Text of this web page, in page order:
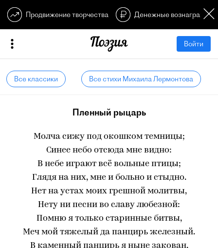
Продвижение творчества Денежные
Войти
Все классики Все стихи Михаила Лермонтова
Пленный рыцарь
Молча сижу под окошком темницы;
Синее небо отсюда мне видно:
В небе играют всё вольные птицы;
Глядя на них, мне и больно и стыдно.
Нет на устах моих грешной молитвы,
Нету ни песни во славу любезной:
Помню я только старинные битвы,
Меч мой тяжелый да панцирь железный.
В каменный панцирь я ныне закован,